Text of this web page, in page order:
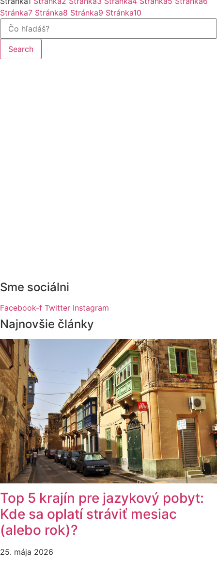
Stránka7 Stránka8 Stránka9 Stránka10
Search
Sme sociálni
Facebook-f Twitter Instagram
Najnovšie články
Top 5 krajín pre jazykový pobyt:
Kde sa oplatí stráviť mesiac
(alebo rok)?
25. mája 2026